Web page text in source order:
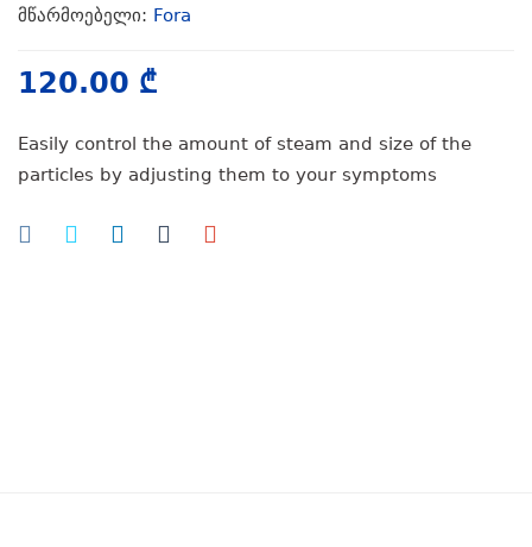
მწარმოებელი: Fora
120.00 ₾
Easily control the amount of steam and size of the
particles by adjusting them to your symptoms